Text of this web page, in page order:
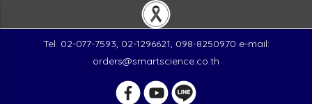
Tel. 02-077-7593, 02-1296621, 098-8250970 e-mail:
orders@smartscience.co.th